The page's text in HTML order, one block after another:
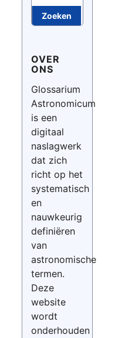
Zoeken
OVER
ONS
Glossarium
Astronomicum
is een
digitaal
naslagwerk
dat zich
richt op het
systematisch
en
nauwkeurig
definiëren
van
astronomische
termen.
Deze
website
wordt
onderhouden